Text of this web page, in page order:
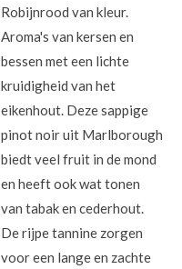
Robijnrood van kleur.
Aroma's van kersen en
bessen met een lichte
kruidigheid van het
eikenhout. Deze sappige
pinot noir uit Marlborough
biedt veel fruit in de mond
en heeft ook wat tonen
van tabak en cederhout.
De rijpe tannine zorgen
voor een lange en zachte